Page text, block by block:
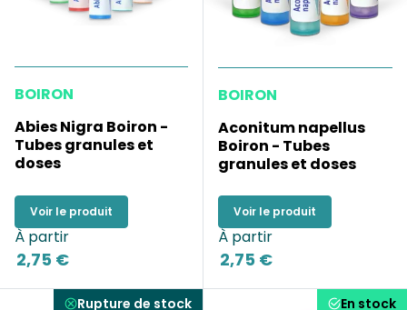
BOIRON
Abies Nigra Boiron -
Tubes granules et
doses
Voir le produit
À partir
2,75 €
BOIRON
Aconitum napellus
Boiron - Tubes
granules et doses
Voir le produit
À partir
2,75 €
Rupture de stock En stock